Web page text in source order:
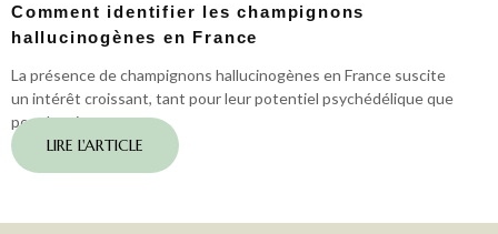
Comment identifier les champignons
hallucinogènes en France
La présence de champignons hallucinogènes en France suscite
un intérêt croissant, tant pour leur potentiel psychédélique que
pour les risques…
LIRE L'ARTICLE